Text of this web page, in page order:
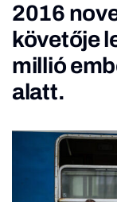
2016
követője
millió
alatt.